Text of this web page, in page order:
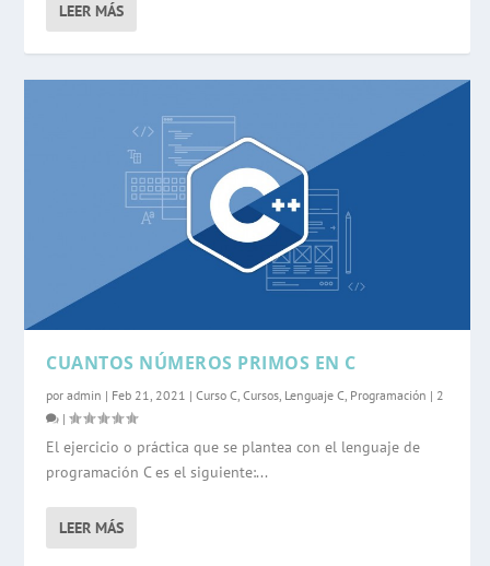
LEER MÁS
CUANTOS NÚMEROS PRIMOS EN C
poradmin | Feb 21, 2021 |Curso C,Cursos, Lenguaje C, Programación | 2
|
El ejercicio o práctica que se plantea con el lenguaje de
programación C es el siguiente:...
LEER MÁS